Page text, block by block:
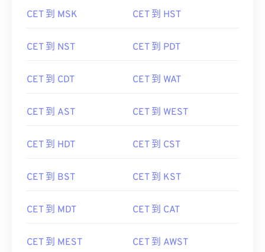
CET 到 MSK CET 到 HST
CET 到 NST CET 到 PDT
CET 到 CDT CET 到 WAT
CET 到 AST CET 到 WEST
CET 到 HDT CET 到 CST
CET 到 BST CET 到 KST
CET 到 MDT CET 到 CAT
CET 到 MEST CET 到 AWST